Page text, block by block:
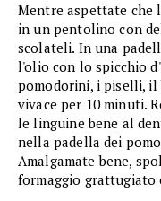
Mentre aspettate che
in un pentolino con
scolateli. In una
l'olio con lo spicchio
pomodorini, i piselli, il
vivace per 10 minuti.
le linguine bene al
nella padella dei
Amalgamate bene,
formaggio grattugiato